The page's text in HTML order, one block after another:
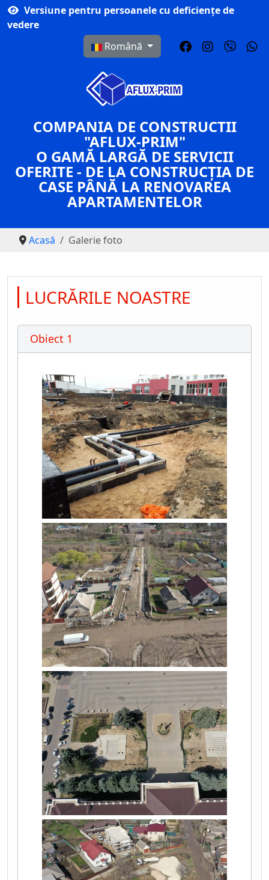
Versiune pentru persoanele cu deficiențe de
vedere
Selectați limba dvs
Română
COMPANIA DE CONSTRUCTII
"AFLUX-PRIM"
O GAMĂ LARGĂ DE SERVICII
OFERITE - DE LA CONSTRUCȚIA DE
CASE PÂNĂ LA RENOVAREA
APARTAMENTELOR
Acasă Galerie foto
LUCRĂRILE NOASTRE
Obiect 1